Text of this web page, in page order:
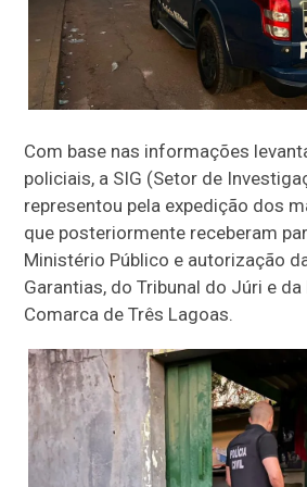
Com base nas informações
policiais, a SIG (Setor de
representou pela expedição dos
que posteriormente receberam
Ministério Público e autorização
Garantias, do Tribunal do Júri e da
Comarca de Três Lagoas.